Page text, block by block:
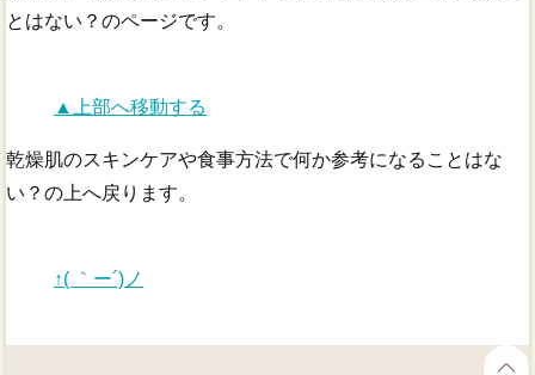
とはない？のページです。
▲上部へ移動する
乾燥肌のスキンケアや食事方法で何か参考になることはな
い？の上へ戻ります。
↑( ｀ー´)ノ